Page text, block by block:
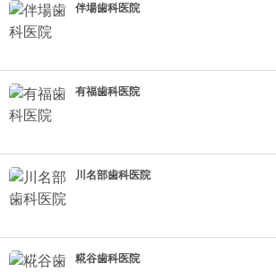
伴場歯科医院
有福歯科医院
川名部歯科医院
糀谷歯科医院